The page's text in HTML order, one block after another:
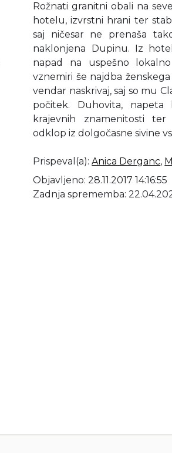
Rožnati granitni obali na
hotelu, izvrstni hrani ter
saj ničesar ne prenaša
naklonjena Dupinu. Iz
napad na uspešno
vznemiri še najdba
vendar naskrivaj, saj so mu
počitek. Duhovita, napeta
krajevnih znamenitosti
odklop iz dolgočasne sivine
Prispeval(a):Anica Derganc,
Objavljeno: 28.11.2017 14:16:55
Zadnja sprememba: